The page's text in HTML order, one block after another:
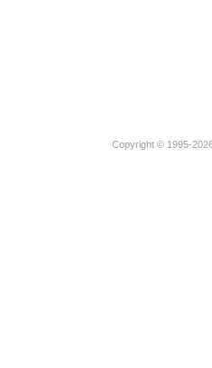
Copyright © 1995-